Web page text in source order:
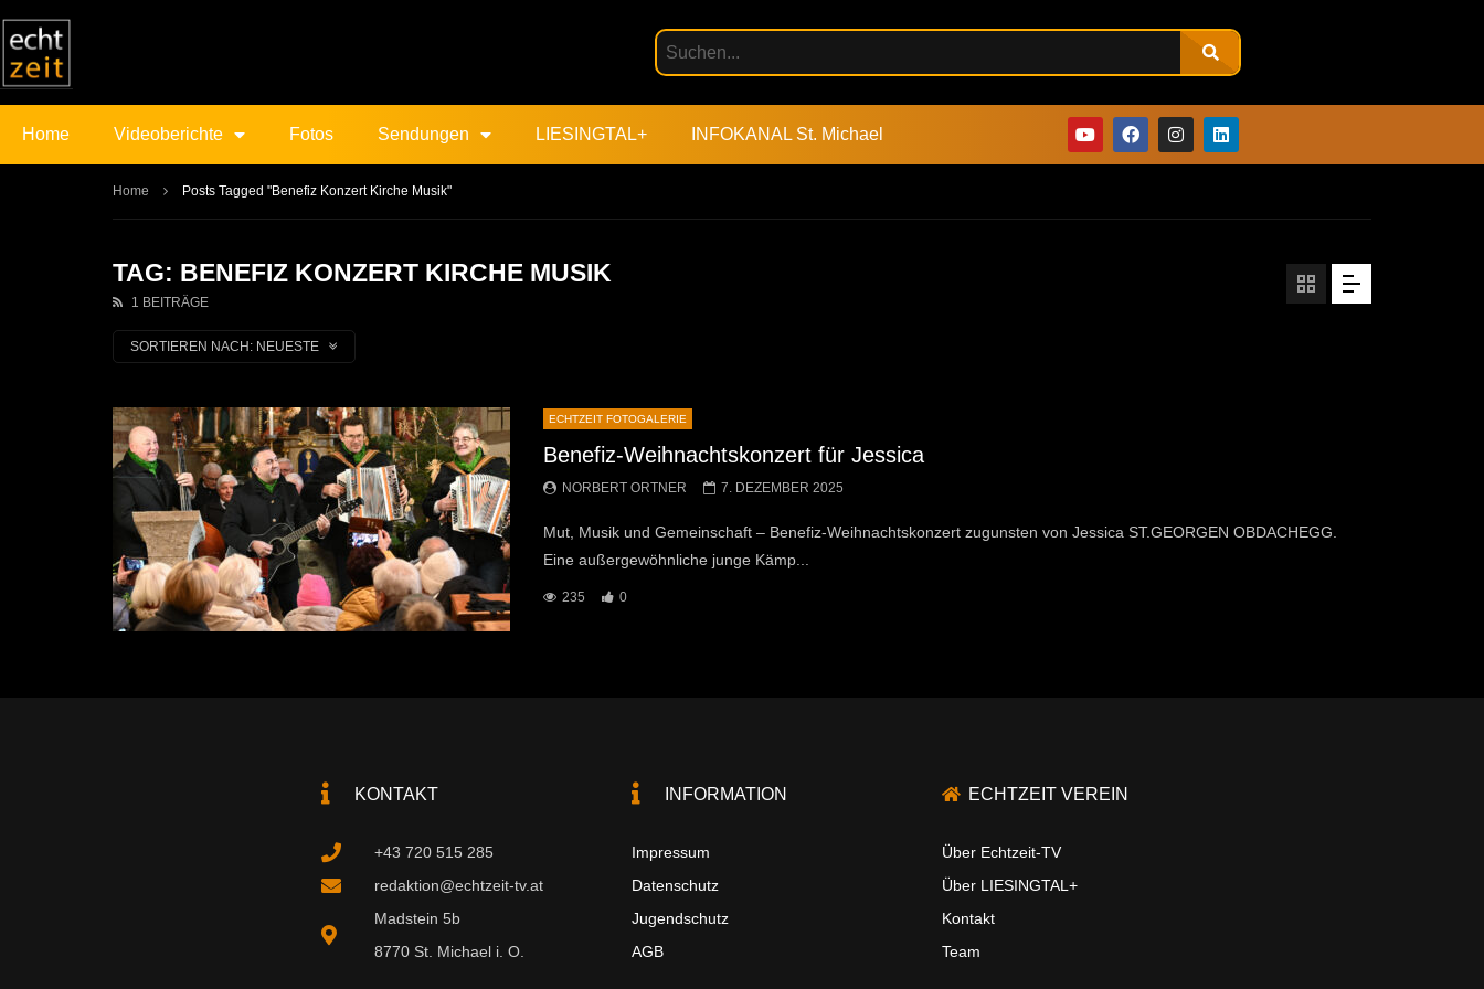
Home Videoberichte Fotos Sendungen LIESINGTAL+ INFOKANAL St. Michael
Home Posts Tagged "Benefiz Konzert Kirche Musik"
TAG: BENEFIZ KONZERT KIRCHE MUSIK
1 BEITRÄGE
SORTIEREN NACH: NEUESTE
ECHTZEIT FOTOGALERIE
Benefiz-Weihnachtskonzert für Jessica
NORBERT ORTNER 7. DEZEMBER 2025
Mut, Musik und Gemeinschaft – Benefiz-Weihnachtskonzert zugunsten von Jessica ST.GEORGEN OBDACHEGG.
Eine außergewöhnliche junge Kämp...
235 0
KONTAKT
+43 720 515 285
redaktion@echtzeit-tv.at
Madstein 5b
8770 St. Michael i. O.
INFORMATION
Impressum
Datenschutz
Jugendschutz
AGB
ECHTZEIT VEREIN
Über Echtzeit-TV
Über LIESINGTAL+
Kontakt
Team